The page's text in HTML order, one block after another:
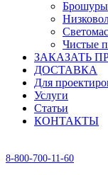
Брошуры
Чистые
ЗАКАЗАТЬ
ДОСТАВКА
Для
Услуги
Статьи
КОНТАКТЫ
8-800-700-11-60